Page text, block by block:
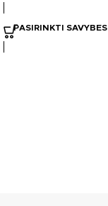
PASIRINKTI SAVYBES